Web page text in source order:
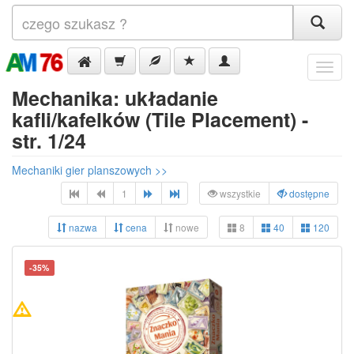
Menu
Mechanika: układanie
kafli/kafelków (Tile Placement) -
str. 1/24
Mechaniki gier planszowych >>
1 wszystkie dostępne
nazwa cena nowe 8 40 120
-35%